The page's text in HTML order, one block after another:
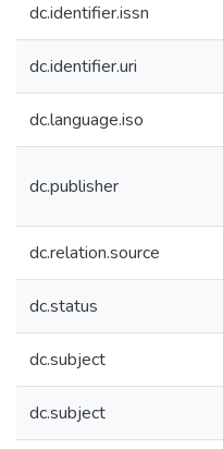
dc.identifier.issn
dc.identifier.uri
dc.language.iso
dc.publisher
dc.relation.source
dc.status
dc.subject
dc.subject